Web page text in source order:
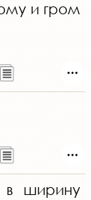
и гром
ширину